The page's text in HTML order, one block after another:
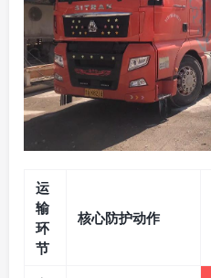
运
输
环
节
核心防护动作